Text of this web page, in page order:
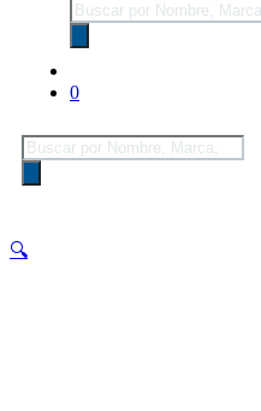
Búsqueda
de
productos
0
Búsqueda
de
productos
🔍